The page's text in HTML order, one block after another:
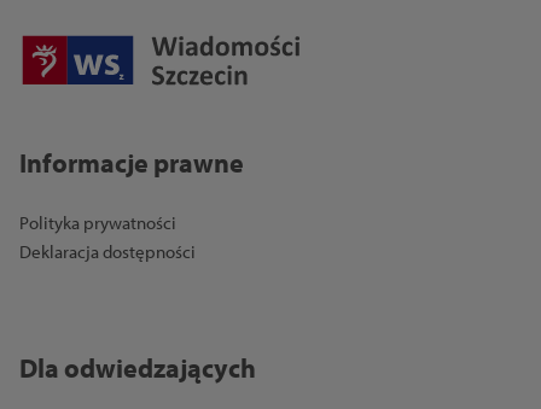
Informacje prawne
Polityka prywatności
Deklaracja dostępności
Dla odwiedzających